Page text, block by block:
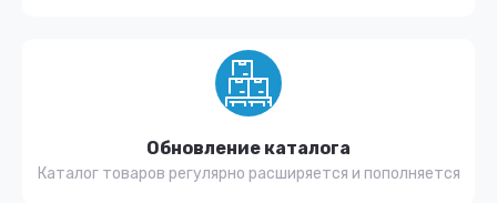
Обновление каталога
Каталог товаров регулярно расширяется и пополняется